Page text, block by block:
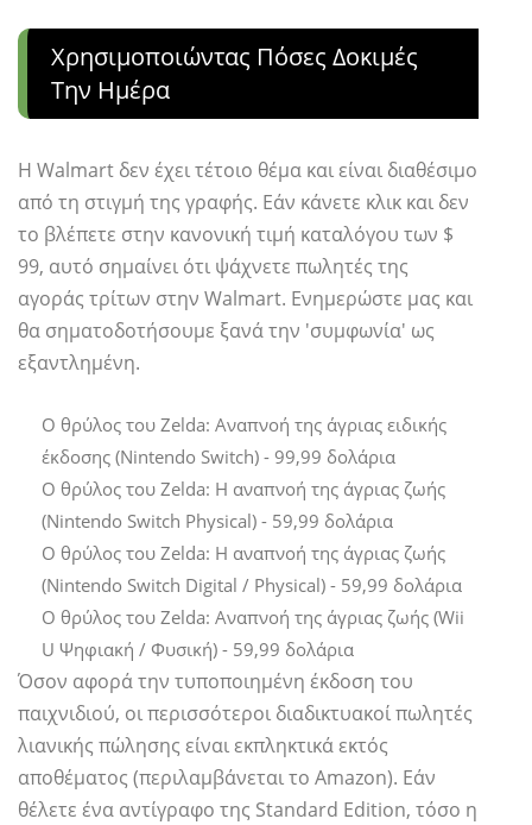
Χρησιμοποιώντας Πόσες Δοκιμές
Την Ημέρα
Η Walmart δεν έχει τέτοιο θέμα και είναι διαθέσιμο
από τη στιγμή της γραφής. Εάν κάνετε κλικ και δεν
το βλέπετε στην κανονική τιμή καταλόγου των $
99, αυτό σημαίνει ότι ψάχνετε πωλητές της
αγοράς τρίτων στην Walmart. Ενημερώστε μας και
θα σηματοδοτήσουμε ξανά την 'συμφωνία' ως
εξαντλημένη.
Ο θρύλος του Zelda: Αναπνοή της άγριας ειδικής
έκδοσης (Nintendo Switch) - 99,99 δολάρια
Ο θρύλος του Zelda: Η αναπνοή της άγριας ζωής
(Nintendo Switch Physical) - 59,99 δολάρια
Ο θρύλος του Zelda: Η αναπνοή της άγριας ζωής
(Nintendo Switch Digital / Physical) - 59,99 δολάρια
Ο θρύλος του Zelda: Αναπνοή της άγριας ζωής (Wii
U Ψηφιακή / Φυσική) - 59,99 δολάρια
Όσον αφορά την τυποποιημένη έκδοση του
παιχνιδιού, οι περισσότεροι διαδικτυακοί πωλητές
λιανικής πώλησης είναι εκπληκτικά εκτός
αποθέματος (περιλαμβάνεται το Amazon). Εάν
θέλετε ένα αντίγραφο της Standard Edition, τόσο η